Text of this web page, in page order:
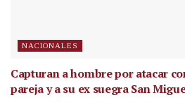
NACIONALES
Capturan a hombre por atacar
pareja y a su ex suegra San